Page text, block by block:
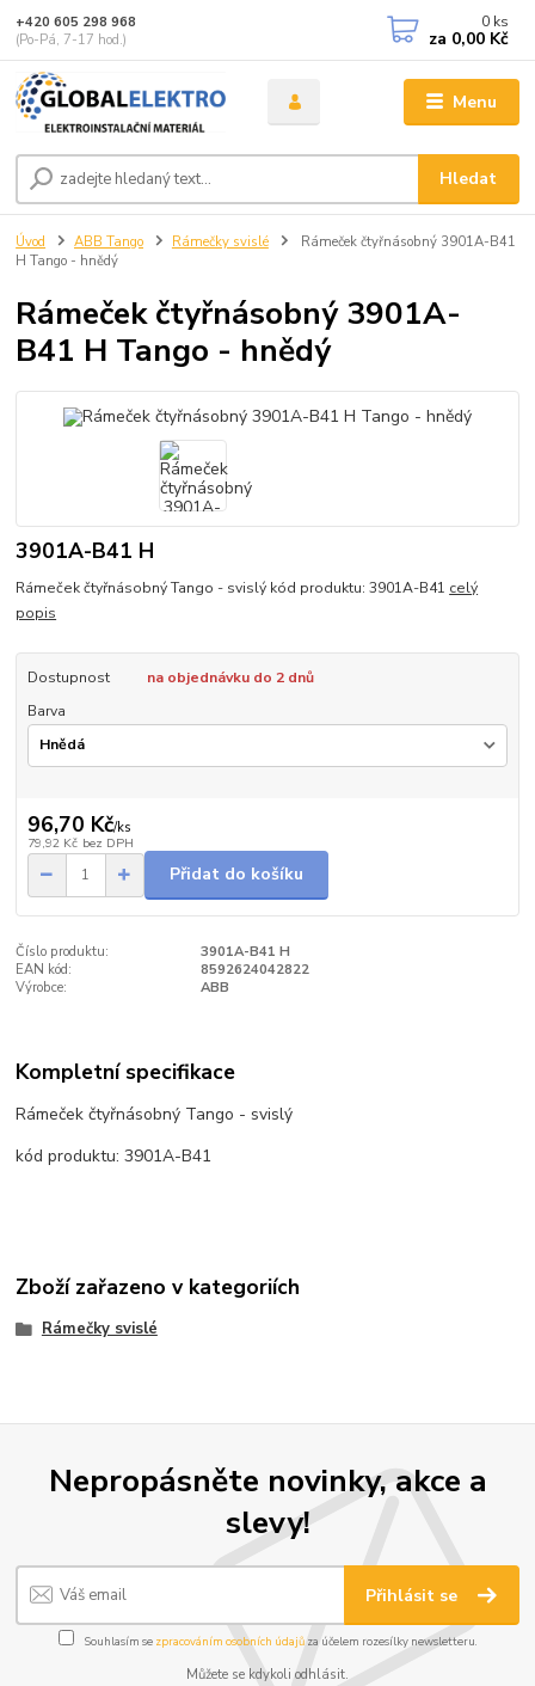
Menu
Hledat
+420 605 298 968
(Po-Pá, 7-17 hod.)
0 ks
za 0,00 Kč
Úvod ABB Tango Rámečky svislé
Rámeček čtyřnásobný 3901A-B41
H Tango - hnědý
Rámeček čtyřnásobný 3901A-
B41 H Tango - hnědý
3901A-B41 H
Rámeček čtyřnásobný Tango - svislý kód produktu: 3901A-B41 celý
popis
Dostupnost
na objednávku do 2 dnů
Barva
96,70 Kč/ks
79,92 Kč bez DPH
Přidat do košíku
Číslo produktu:
3901A-B41 H
EAN kód:
8592624042822
Výrobce:
ABB
Kompletní specifikace
Rámeček čtyřnásobný Tango - svislý
kód produktu: 3901A-B41
Zboží zařazeno v kategoriích
Rámečky svislé
Nepropásněte novinky, akce a
slevy!
Přihlásit se
Souhlasím se zpracováním osobních údajůza účelem rozesílky newsletteru.
Můžete se kdykoli odhlásit.